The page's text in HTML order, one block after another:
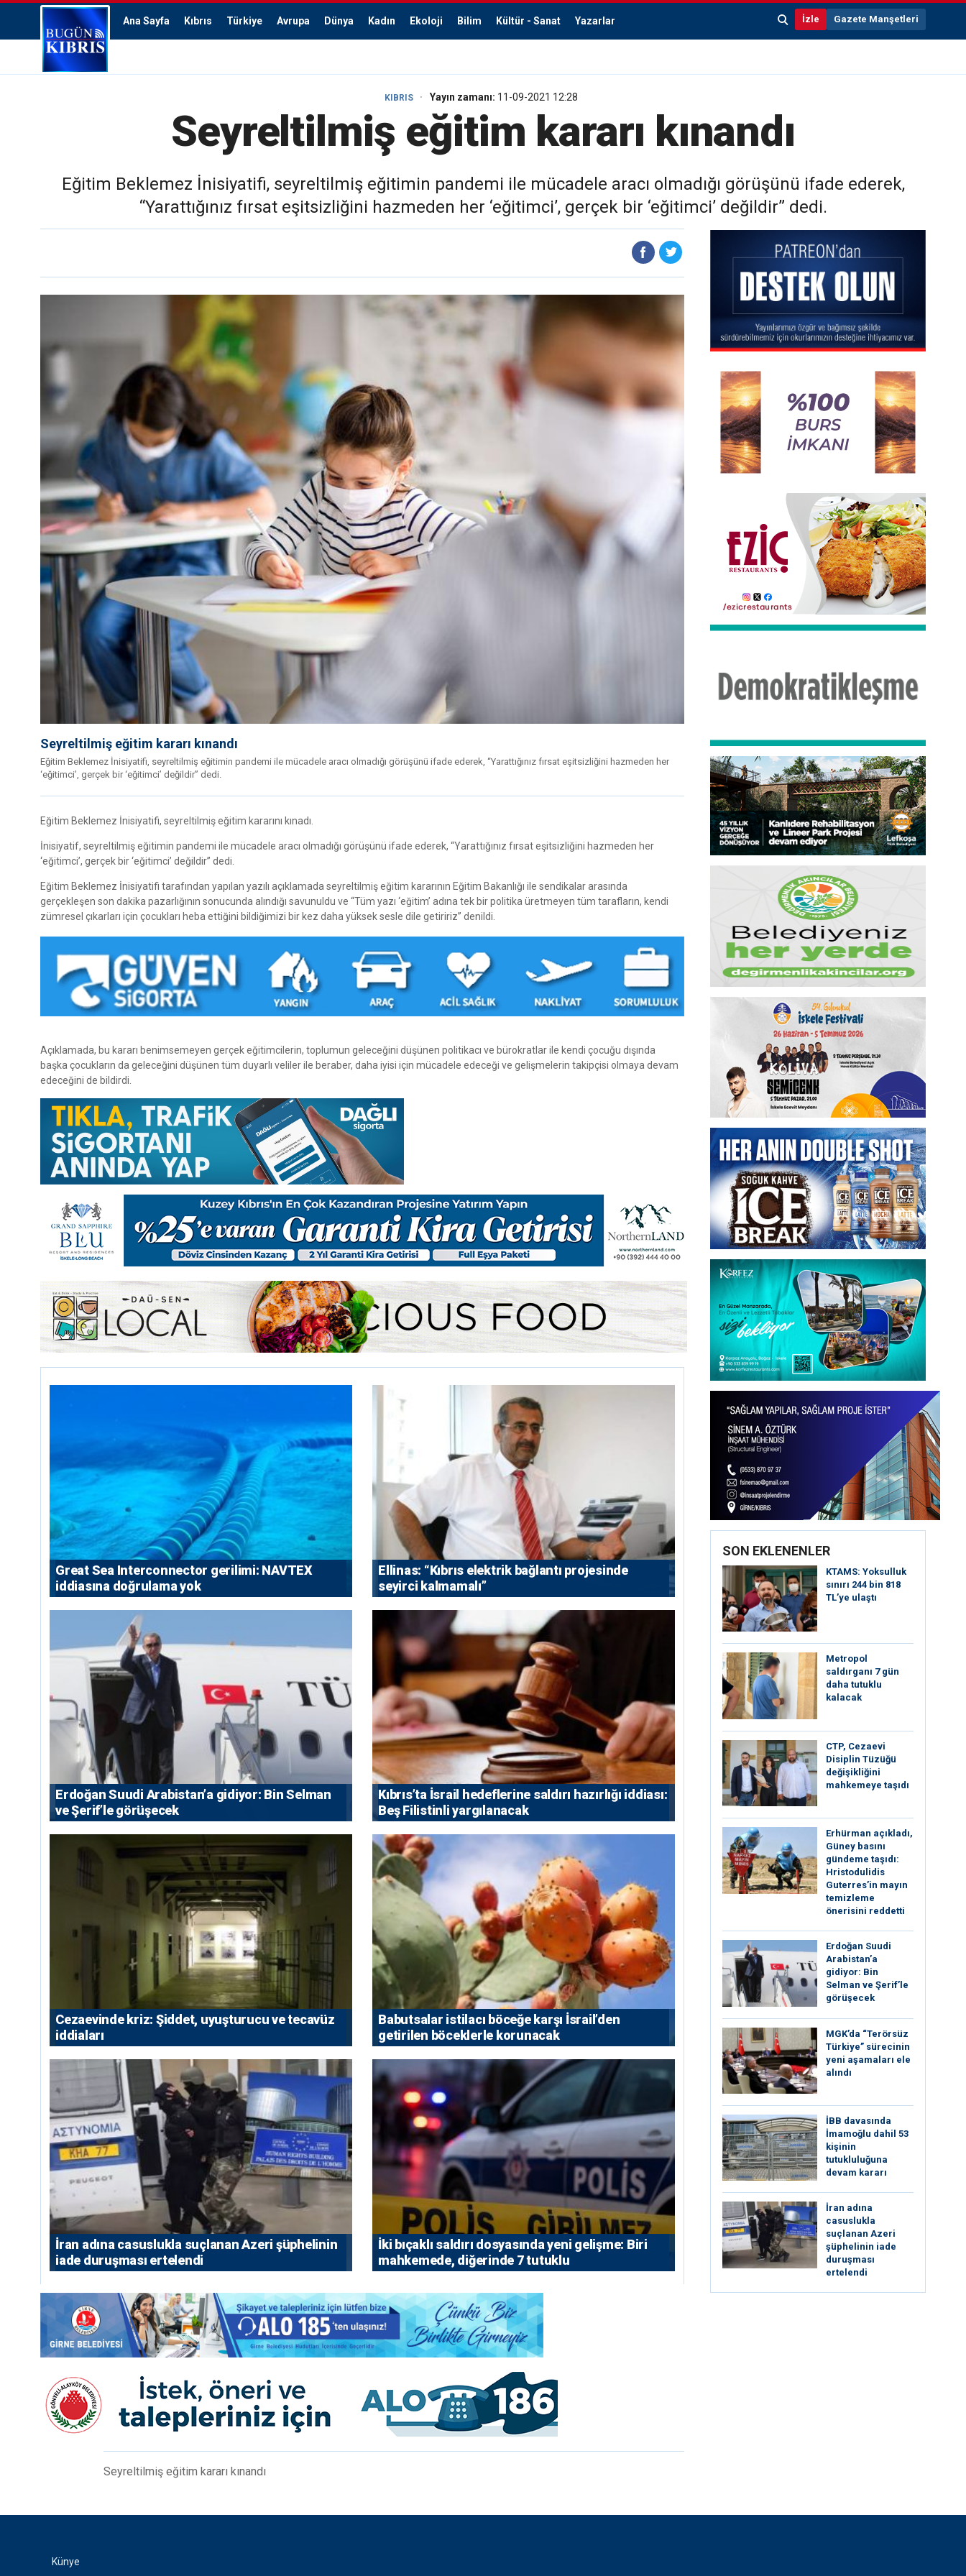
Ana Sayfa Kıbrıs Türkiye Avrupa Dünya Kadın Ekoloji Bilim Kültür - Sanat Yazarlar İzle Gazete Manşetleri
KIBRIS Yayın zamanı: 11-09-2021 12:28
Seyreltilmiş eğitim kararı kınandı
Eğitim Beklemez İnisiyatifi, seyreltilmiş eğitimin pandemi ile mücadele aracı olmadığı görüşünü ifade ederek,
“Yarattığınız fırsat eşitsizliğini hazmeden her ‘eğitimci’, gerçek bir ‘eğitimci’ değildir” dedi.
Seyreltilmiş eğitim kararı kınandı
Eğitim Beklemez İnisiyatifi, seyreltilmiş eğitimin pandemi ile mücadele aracı olmadığı görüşünü ifade ederek, “Yarattığınız fırsat eşitsizliğini hazmeden her
‘eğitimci’, gerçek bir ‘eğitimci’ değildir” dedi.
Eğitim Beklemez İnisiyatifi, seyreltilmiş eğitim kararını kınadı.
İnisiyatif, seyreltilmiş eğitimin pandemi ile mücadele aracı olmadığı görüşünü ifade ederek, “Yarattığınız fırsat eşitsizliğini hazmeden her
‘eğitimci’, gerçek bir ‘eğitimci’ değildir” dedi.
Eğitim Beklemez İnisiyatifi tarafından yapılan yazılı açıklamada seyreltilmiş eğitim kararının Eğitim Bakanlığı ile sendikalar arasında
gerçekleşen son dakika pazarlığının sonucunda alındığı savunuldu ve “Tüm yazı ‘eğitim’ adına tek bir politika üretmeyen tüm tarafların, kendi
zümresel çıkarları için çocukları heba ettiğini bildiğimizi bir kez daha yüksek sesle dile getiririz” denildi.
Açıklamada, bu kararı benimsemeyen gerçek eğitimcilerin, toplumun geleceğini düşünen politikacı ve bürokratlar ile kendi çocuğu dışında
başka çocukların da geleceğini düşünen tüm duyarlı veliler ile beraber, daha iyisi için mücadele edeceği ve gelişmelerin takipçisi olmaya devam
edeceğini de bildirdi.
Great Sea Interconnector gerilimi: NAVTEX
iddiasına doğrulama yok
Ellinas: “Kıbrıs elektrik bağlantı projesinde
seyirci kalmamalı”
Erdoğan Suudi Arabistan’a gidiyor: Bin Selman
ve Şerif’le görüşecek
Kıbrıs’ta İsrail hedeflerine saldırı hazırlığı iddiası:
Beş Filistinli yargılanacak
Cezaevinde kriz: Şiddet, uyuşturucu ve tecavüz
iddiaları
Babutsalar istilacı böceğe karşı İsrail’den
getirilen böceklerle korunacak
İran adına casuslukla suçlanan Azeri şüphelinin
iade duruşması ertelendi
İki bıçaklı saldırı dosyasında yeni gelişme: Biri
mahkemede, diğerinde 7 tutuklu
Seyreltilmiş eğitim kararı kınandı
SON EKLENENLER
KTAMS: Yoksulluk
sınırı 244 bin 818
TL’ye ulaştı
Metropol
saldırganı 7 gün
daha tutuklu
kalacak
CTP, Cezaevi
Disiplin Tüzüğü
değişikliğini
mahkemeye taşıdı
Erhürman açıkladı,
Güney basını
gündeme taşıdı:
Hristodulidis
Guterres’in mayın
temizleme
önerisini reddetti
Erdoğan Suudi
Arabistan’a
gidiyor: Bin
Selman ve Şerif’le
görüşecek
MGK’da “Terörsüz
Türkiye” sürecinin
yeni aşamaları ele
alındı
İBB davasında
İmamoğlu dahil 53
kişinin
tutukluluğuna
devam kararı
İran adına
casuslukla
suçlanan Azeri
şüphelinin iade
duruşması
ertelendi
Künye